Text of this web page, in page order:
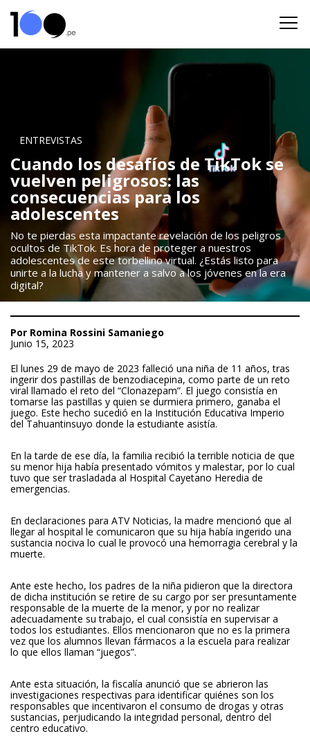
ENTREVISTAS
Cuando los desafíos de TikTok se
vuelven peligrosos: las
consecuencias para los
adolescentes
No te pierdas esta impactante revelación de los peligros
ocultos de TikTok. Es hora de proteger a nuestros
adolescentes de este torbellino virtual. ¿Estás listo para
unirte a la lucha y mantener a salvo a los jóvenes en la era
digital?
Por Romina Rossini Samaniego
Junio 15, 2023
El lunes 29 de mayo de 2023 falleció una niña de 11 años, tras
ingerir dos pastillas de benzodiacepina, como parte de un reto
viral llamado el reto del “Clonazepam”. El juego consistía en
tomarse las pastillas y quien se durmiera primero, ganaba el
juego. Este hecho sucedió en la Institución Educativa Imperio
del Tahuantinsuyo donde la estudiante asistía.
En la tarde de ese día, la familia recibió la terrible noticia de que
su menor hija había presentado vómitos y malestar, por lo cual
tuvo que ser trasladada al Hospital Cayetano Heredia de
emergencias.
En declaraciones para ATV Noticias, la madre mencionó que al
llegar al hospital le comunicaron que su hija había ingerido una
sustancia nociva lo cual le provocó una hemorragia cerebral y la
muerte.
Ante este hecho, los padres de la niña pidieron que la directora
de dicha institución se retire de su cargo por ser presuntamente
responsable de la muerte de la menor, y por no realizar
adecuadamente su trabajo, el cual consistía en supervisar a
todos los estudiantes. Ellos mencionaron que no es la primera
vez que los alumnos llevan fármacos a la escuela para realizar
lo que ellos llaman “juegos”.
Ante esta situación, la fiscalía anunció que se abrieron las
investigaciones respectivas para identificar quiénes son los
responsables que incentivaron el consumo de drogas y otras
sustancias, perjudicando la integridad personal, dentro del
centro educativo.